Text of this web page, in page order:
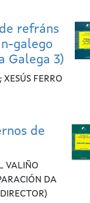
refráns
galego
Galega 3)
FERRO
de
VALIÑO
DA